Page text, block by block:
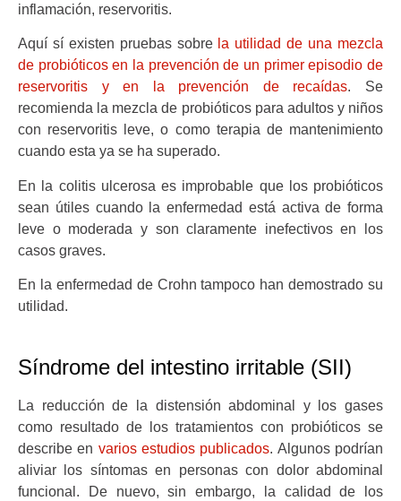
inflamación, reservoritis.
Aquí sí existen pruebas sobre la utilidad de una mezcla
de probióticos en la prevención de un primer episodio de
reservoritis y en la prevención de recaídas. Se
recomienda la mezcla de probióticos para adultos y niños
con reservoritis leve, o como terapia de mantenimiento
cuando esta ya se ha superado.
En la colitis ulcerosa es improbable que los probióticos
sean útiles cuando la enfermedad está activa de forma
leve o moderada y son claramente inefectivos en los
casos graves.
En la enfermedad de Crohn tampoco han demostrado su
utilidad.
Síndrome del intestino irritable (SII)
La reducción de la distensión abdominal y los gases
como resultado de los tratamientos con probióticos se
describe en varios estudios publicados. Algunos podrían
aliviar los síntomas en personas con dolor abdominal
funcional. De nuevo, sin embargo, la calidad de los